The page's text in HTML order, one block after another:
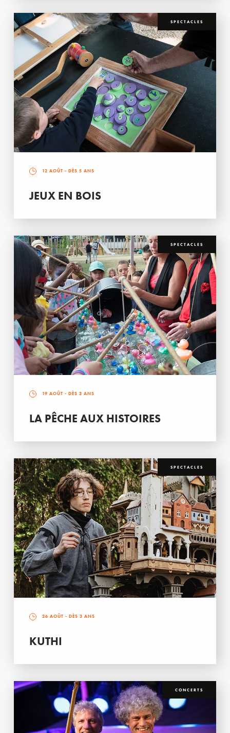
SPECTACLES
12 AOÛT - DÈS 5 ANS
JEUX EN BOIS
SPECTACLES
19 AOÛT - DÈS 3 ANS
LA PÊCHE AUX HISTOIRES
SPECTACLES
26 AOÛT - DÈS 3 ANS
KUTHI
CONCERTS